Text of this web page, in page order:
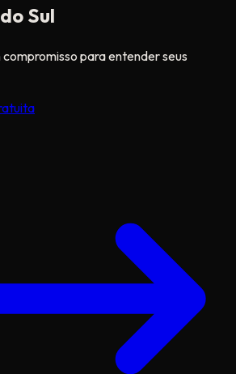
Sul
para entender seus